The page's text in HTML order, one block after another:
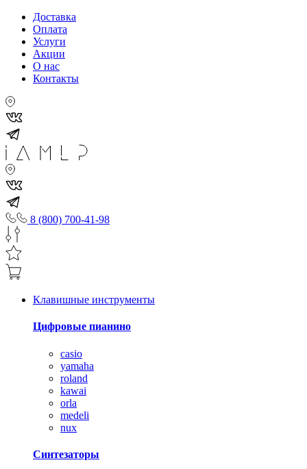
Доставка
Оплата
Услуги
Акции
О нас
Контакты
8 (800) 700-41-98
Клавишные инструменты
Цифровые пианино
casio
yamaha
roland
kawai
orla
medeli
nux
Синтезаторы